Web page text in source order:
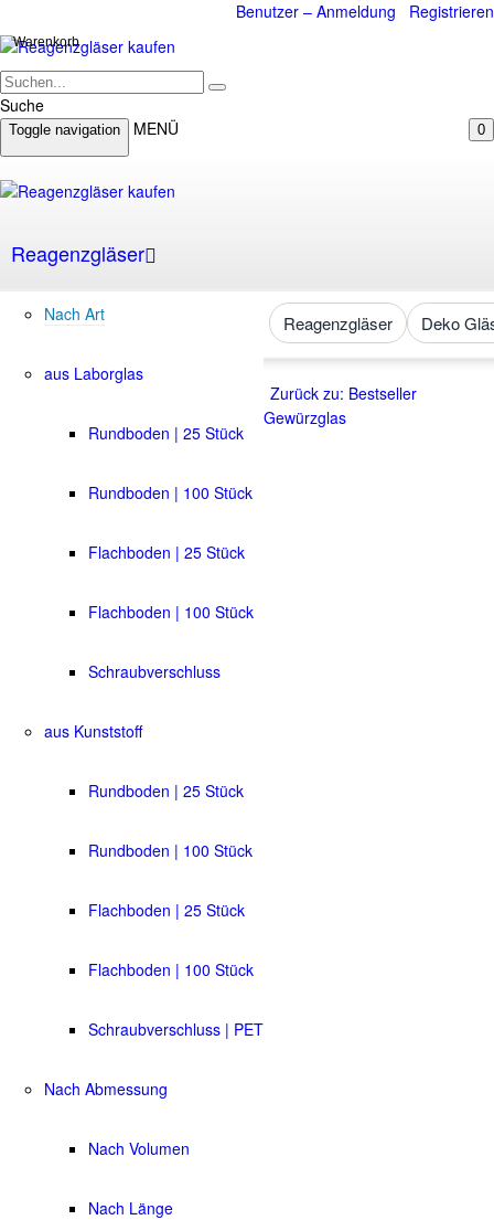
Benutzer – Anmeldung Registrieren
Suche
0
Warenkorb
Toggle navigation MENÜ
Reagenzgläser
Nach Art
aus Laborglas
Rundboden | 25 Stück
Rundboden | 100 Stück
Flachboden | 25 Stück
Flachboden | 100 Stück
Schraubverschluss
aus Kunststoff
Rundboden | 25 Stück
Rundboden | 100 Stück
Flachboden | 25 Stück
Flachboden | 100 Stück
Schraubverschluss | PET
Nach Abmessung
Nach Volumen
Nach Länge
Reagenzgläser Deko
Zurück zu: Bestseller
Gewürzglas